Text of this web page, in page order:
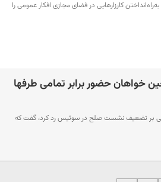
کارزارهایی در فضای مجازی افکار عمومی را
خواهان حضور برابر تمامی طرفها
بر تضعیف نشست صلح در سوئیس رد کرد، گفت که